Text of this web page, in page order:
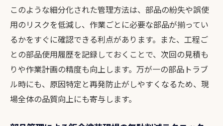
このような細分化された管理方法は、部品の紛失や誤使
用のリスクを低減し、作業ごとに必要な部品が揃ってい
るかをすぐに確認できる利点があります。また、工程ご
との部品使用履歴を記録しておくことで、次回の見積も
りや作業計画の精度も向上します。万が一の部品トラブ
ル時にも、原因特定と再発防止がしやすくなるため、現
場全体の品質向上にも寄与します。